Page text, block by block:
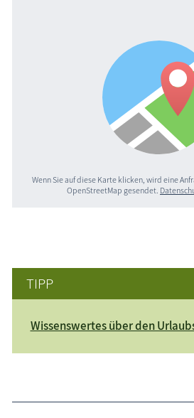
Wenn Sie auf diese Karte klicken, wird eine
OpenStreetMap gesendet.
TIPP
Wissenswertes über den